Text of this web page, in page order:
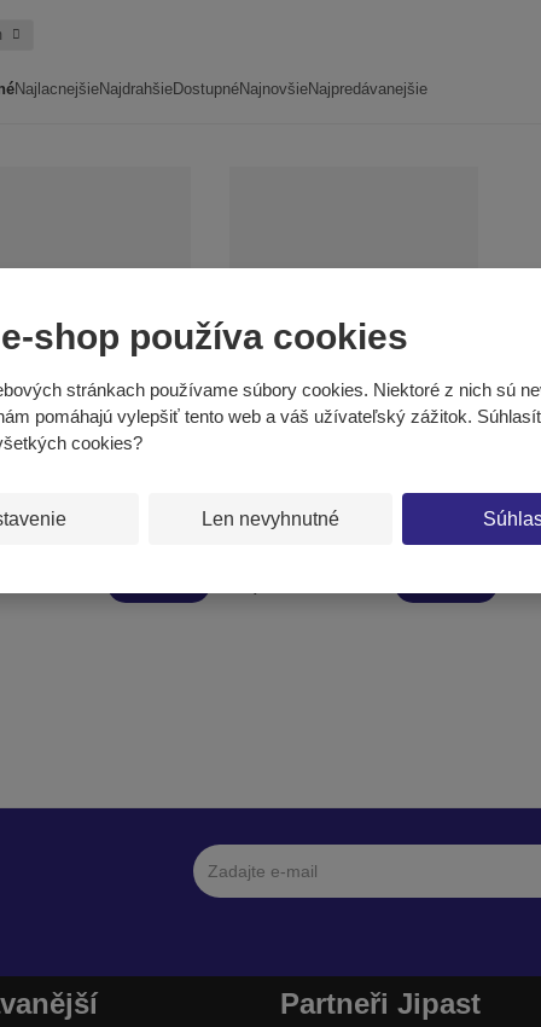
shop používa cookies
stránkach používame súbory cookies. Niektoré z nich sú
pomáhajú vylepšiť tento web a váš užívateľský zážitok.
cookies?
Len nevyhnutné
NajlacnejšieNajdrahšieDostupnéNajnovšieNajpredávanejšie
Partneři Jipast